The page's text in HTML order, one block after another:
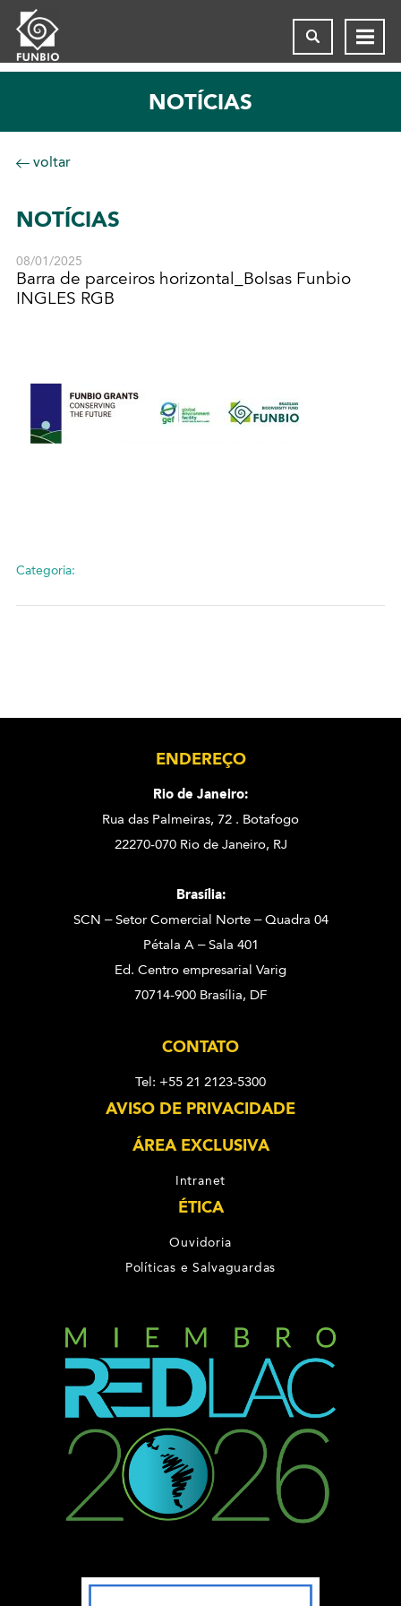
NOTÍCIAS
voltar
NOTÍCIAS
08/01/2025
Barra de parceiros horizontal_Bolsas Funbio
INGLES RGB
Categoria:
ENDEREÇO
Rio de Janeiro:
Rua das Palmeiras, 72 . Botafogo
22270-070 Rio de Janeiro, RJ
Brasília:
SCN – Setor Comercial Norte – Quadra 04
Pétala A – Sala 401
Ed. Centro empresarial Varig
70714-900 Brasília, DF
CONTATO
Tel: +55 21 2123-5300
AVISO DE PRIVACIDADE
ÁREA EXCLUSIVA
Intranet
ÉTICA
Ouvidoria
Políticas e Salvaguardas